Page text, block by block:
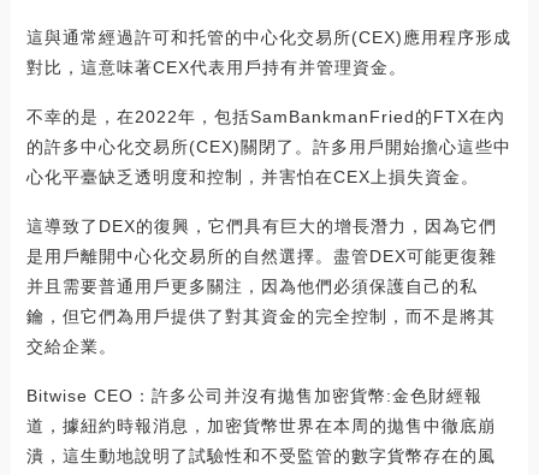
這與通常經過許可和托管的中心化交易所(CEX)應用程序形成
對比，這意味著CEX代表用戶持有并管理資金。
不幸的是，在2022年，包括SamBankmanFried的FTX在內
的許多中心化交易所(CEX)關閉了。許多用戶開始擔心這些中
心化平臺缺乏透明度和控制，并害怕在CEX上損失資金。
這導致了DEX的復興，它們具有巨大的增長潛力，因為它們
是用戶離開中心化交易所的自然選擇。盡管DEX可能更復雜
并且需要普通用戶更多關注，因為他們必須保護自己的私
鑰，但它們為用戶提供了對其資金的完全控制，而不是將其
交給企業。
Bitwise CEO：許多公司并沒有拋售加密貨幣:金色財經報
道，據紐約時報消息，加密貨幣世界在本周的拋售中徹底崩
潰，這生動地說明了試驗性和不受監管的數字貨幣存在的風